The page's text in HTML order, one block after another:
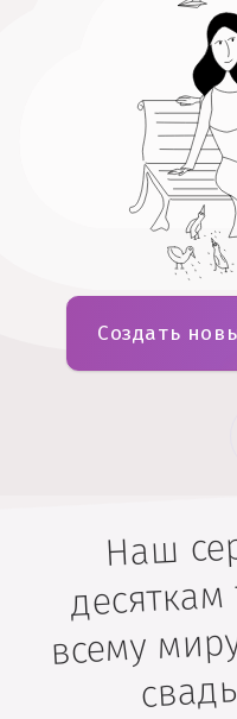
Создать
Наш
всему